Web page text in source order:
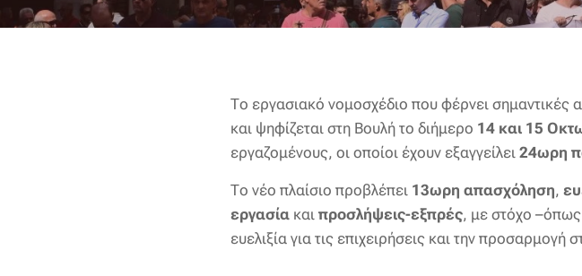
Το εργασιακό νομοσχέδιο που φέρνει σημαντικές
και ψηφίζεται στη Βουλή το διήμερο 14 και 15
εργαζομένους, οι οποίοι έχουν εξαγγείλει 24ωρη
Το νέο πλαίσιο προβλέπει 13ωρη απασχόληση,
εργασία και προσλήψεις-εξπρές, με στόχο –όπως
ευελιξία για τις επιχειρήσεις και την προσαρμογή